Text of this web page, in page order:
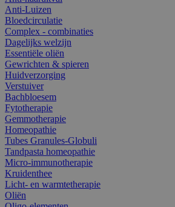
Anti-Luizen
Bloedcirculatie
Complex - combinaties
Dagelijks welzijn
Essentiële oliën
Gewrichten & spieren
Huidverzorging
Verstuiver
Bachbloesem
Fytotherapie
Gemmotherapie
Homeopathie
Tubes Granules-Globuli
Tandpasta homeopathie
Micro-immunotherapie
Kruidenthee
Licht- en warmtetherapie
Oliën